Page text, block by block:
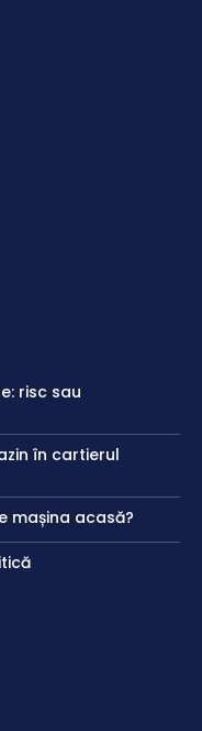
risc sau
în cartierul
mașina acasă?